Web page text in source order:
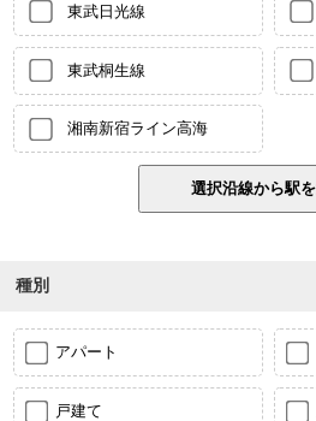
東武日光線
東武桐生線
湘南新宿ライン高海
種別
アパート
戸建て